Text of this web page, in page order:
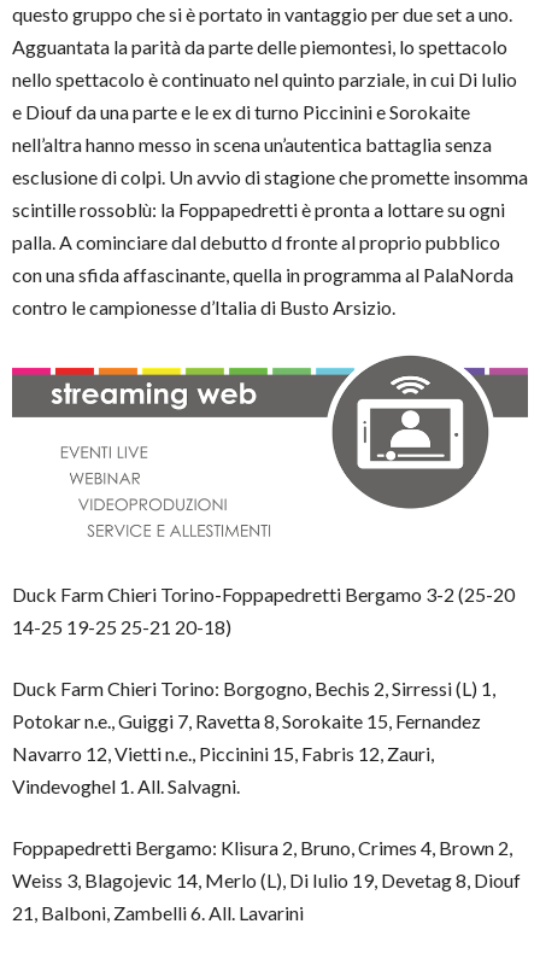
questo gruppo che si è portato in vantaggio per due set a uno.
Agguantata la parità da parte delle piemontesi, lo spettacolo
nello spettacolo è continuato nel quinto parziale, in cui Di Iulio
e Diouf da una parte e le ex di turno Piccinini e Sorokaite
nell’altra hanno messo in scena un’autentica battaglia senza
esclusione di colpi. Un avvio di stagione che promette insomma
scintille rossoblù: la Foppapedretti è pronta a lottare su ogni
palla. A cominciare dal debutto d fronte al proprio pubblico
con una sfida affascinante, quella in programma al PalaNorda
contro le campionesse d’Italia di Busto Arsizio.
Duck Farm Chieri Torino-Foppapedretti Bergamo 3-2 (25-20
14-25 19-25 25-21 20-18)
Duck Farm Chieri Torino: Borgogno, Bechis 2, Sirressi (L) 1,
Potokar n.e., Guiggi 7, Ravetta 8, Sorokaite 15, Fernandez
Navarro 12, Vietti n.e., Piccinini 15, Fabris 12, Zauri,
Vindevoghel 1. All. Salvagni.
Foppapedretti Bergamo: Klisura 2, Bruno, Crimes 4, Brown 2,
Weiss 3, Blagojevic 14, Merlo (L), Di Iulio 19, Devetag 8, Diouf
21, Balboni, Zambelli 6. All. Lavarini